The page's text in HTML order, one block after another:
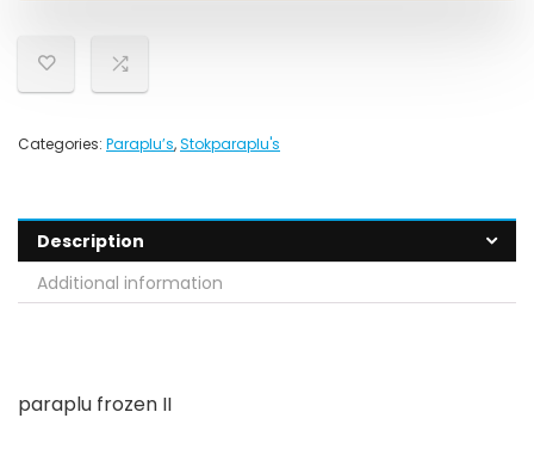
Categories: Paraplu’s,Stokparaplu's
Description
Additional information
paraplu frozen II